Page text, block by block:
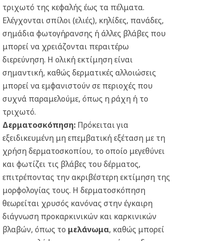
τριχωτό της κεφαλής έως τα πέλματα.
Ελέγχονται σπίλοι (ελιές), κηλίδες, πανάδες,
σημάδια φωτογήρανσης ή άλλες βλάβες που
μπορεί να χρειάζονται περαιτέρω
διερεύνηση. Η ολική εκτίμηση είναι
σημαντική, καθώς δερματικές αλλοιώσεις
μπορεί να εμφανιστούν σε περιοχές που
συχνά παραμελούμε, όπως η ράχη ή το
τριχωτό.
Δερματοσκόπηση:Πρόκειται για
εξειδικευμένη μη επεμβατική εξέταση με τη
χρήση δερματοσκοπίου, το οποίο μεγεθύνει
και φωτίζει τις βλάβες του δέρματος,
επιτρέποντας την ακριβέστερη εκτίμηση της
μορφολογίας τους. Η δερματοσκόπηση
θεωρείται χρυσός κανόνας στην έγκαιρη
διάγνωση προκαρκινικών και καρκινικών
βλαβών, όπως το μελάνωμα, καθώς μπορεί